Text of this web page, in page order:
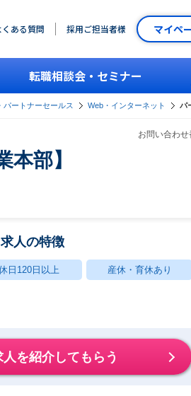
くある質問 採用ご担当者様 マイペ
転職相談会・セミナー
パートナーセールス Web・インターネット パ
お問い合わ
部】
求人の特徴
日120日以上 産休・育休あり
人を紹介してもらう